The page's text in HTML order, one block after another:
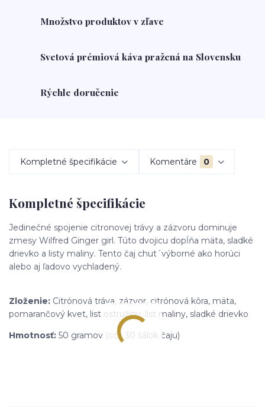
Množstvo produktov v zľave
Svetová prémiová káva pražená na Slovensku
Rýchle doručenie
Kompletné špecifikácie Komentáre 0
Kompletné špecifikácie
Jedinečné spojenie citronovej trávy a zázvoru dominuje
zmesy Wilfred Ginger girl. Túto dvojicu dopĺňa mäta, sladké
drievko a listy maliny. Tento čaj chut´výborné ako horúci
alebo aj ľadovo vychladený.
Zloženie: Citrónová tráva, zázvor, citrónová kôra, mäta,
pomarančový kvet, list ostružiny, list maliny, sladké drievko
Hmotnosť: 50 gramov (cca 30 šálok čaju)